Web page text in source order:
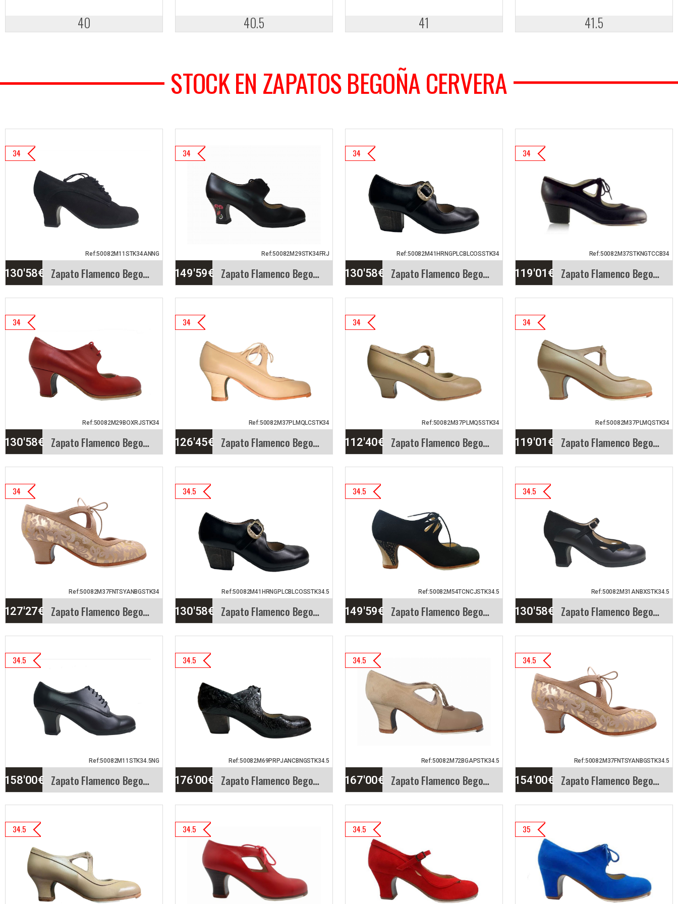
40 40.5 41 41.5
STOCK EN ZAPATOS BEGOÑA CERVERA
34
130'58€ Zapato Flamenco Begoña Cervera. Blucher
Ref:50082M11STK34ANNG
Modelo Blucher. Zapato
profesional de baile
flamenco con…
Info. detallada Vista rápida
34
149'59€ Zapato Flamenco Begoña Cervera. Cordonera
Ref:50082M29STK34FRJ
zapatos para el baile
flamenco. El…
Info. detallada Vista rápida
34
130'58€ Zapato Flamenco Begoña Cervera. Tablas Hebilla&hellip;
Ref:50082M41HRNGPLCBLCOSSTK34
El zapato de baile
flamenco Modelo Tablas
es un…
Info. detallada Vista rápida
34
119'01 € Zapato Flamenco Begoña Cervera. Candor
Ref:50082M37STKNGTCCB34
zapato para baile
flamenco, bicolor.…
Info. detallada Vista rápida
34
130'58€ Zapato Flamenco Begoña Cervera. Cordonera
Ref:50082M29BOXRJSTK34
Maravilloso par de
zapatos para el baile
flamenco. El…
Vista rápida
34
126'45€ Zapato Flamenco Begoña Cervera. Candor
Ref:50082M37PLMQLCSTK34
Cervera. Candor
zapato para baile
flamenco, bicolor.…
Info. detallada Vista rápida
34
112'40€ Zapato Flamenco Begoña Cervera. Candor
Ref:50082M37PLMQ5STK34
Cervera. Candor
zapato para baile
flamenco, bicolor.…
Info. detallada Vista rápida
34
119'01 € Zapato Flamenco Begoña Cervera. Candor
Ref:50082M37PLMQSTK34
Cervera. Candor
zapato para baile
flamenco, bicolor.…
Info. detallada Vista rápida
34
127'27€ Zapato Flamenco Begoña Cervera. Candor
Ref:50082M37FNTSYANBGSTK34
Cervera. Candor
zapato para baile
flamenco, bicolor.…
Info. detallada Vista rápida
34.5
130'58€ Zapato Flamenco Begoña Cervera. Tablas Hebilla&hellip;
Ref:50082M41HRNGPLCBLCOSSTK34.5
Cervera. Tablas Hebilla
El zapato de baile
flamenco Modelo Tablas
es un…
Vista rápida
34.5
149'59€ Zapato Flamenco Begoña Cervera. Cordonera Calado
Ref:50082M54TCNCJSTK34.5
Cervera. Cordonera
Calado
El Modelo Cordonera
calado está fabricado en
piel,…
34.5
130'58€ Zapato Flamenco Begoña Cervera. Estrella
Ref:50082M31ANBXSTK34.5
Cervera. Estrella
Zapato de baile
flamenco Estrella basado
en el modelo…
Vista rápida
34.5
158'00€ Zapato Flamenco Begoña Cervera. Blucher
Ref:50082M11STK34.5NG
Cervera. Blucher
profesional de baile
flamenco con…
34.5
176'00€ Zapato Flamenco Begoña Cervera. Arty
Ref:50082M69PRPJANCBNGSTK34.5
Cervera. Arty
El Modelo Arty va
abrochado en la parte de
arriba del…
34.5
167'00€ Zapato Flamenco Begoña Cervera. Dulce
Ref:50082M72BGAPSTK34.5
Cervera. Dulce
Begoña Cervera gracias a
su creatividad crea una
marca…
34.5
154'00€ Zapato Flamenco Begoña Cervera. Candor
Ref:50082M37FNTSYANBGSTK34.5
Modelo Candor. Elegante
zapato para baile
flamenco, bicolor.…
34.5 34.5 34.5 35